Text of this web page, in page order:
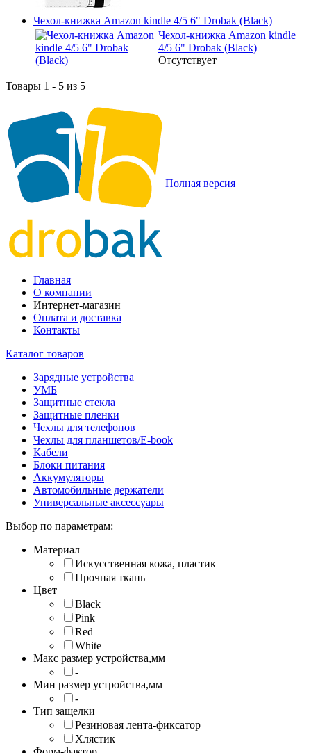
Чехол-книжка Amazon kindle 4/5 6" Drobak (Black)
Чехол-книжка Amazon kindle
4/5 6" Drobak (Black)
Отсутствует
Товары 1 - 5 из 5
Полная версия
Главная
О компании
Интернет-магазин
Оплата и доставка
Контакты
Каталог товаров
Зарядные устройства
УМБ
Защитные стекла
Защитные пленки
Чехлы для телефонов
Чехлы для планшетов/E-book
Кабели
Блоки питания
Аккумуляторы
Автомобильные держатели
Универсальные аксессуары
Выбор по параметрам:
Материал
Искусственная кожа, пластик
Прочная ткань
Цвет
Black
Pink
Red
White
Макс размер устройства,мм
-
Мин размер устройства,мм
-
Тип защелки
Резиновая лента-фиксатор
Хлястик